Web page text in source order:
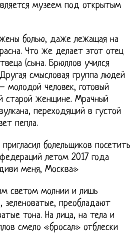
музеем под открытым
болью, даже лежащая на
Что же делает этот отец
(сына. Брюллов учился
смысловая группа людей
молодой человек, готовый
старой женщине. Мрачный
переходящий в густой
пепла.
болельщиков посетить
летом 2017 года
меня, Москва»
светом молнии и лишь
зеленоватые, преобладают
тона. На лица, на тела и
смело «бросал» отблески